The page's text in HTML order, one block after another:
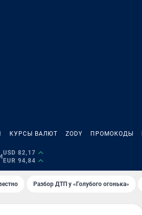
КУРСЫ ВАЛЮТ ZODY ПРОМОКОДЫ
USD 82,17
EUR 94,84
Разбор ДТП у «Голубого огонька»